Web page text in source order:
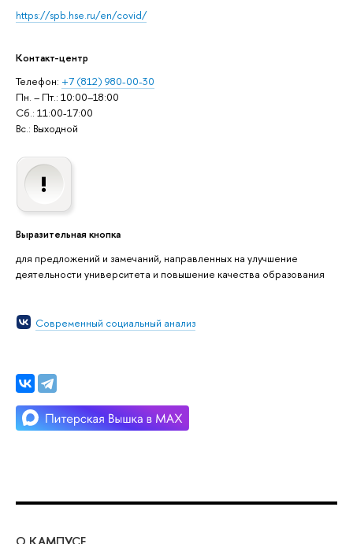
https://spb.hse.ru/en/covid/
Контакт-центр
Телефон: +7 (812) 980-00-30
Пн. – Пт.: 10:00–18:00
Сб.: 11:00-17:00
Вс.: Выходной
Выразительная кнопка
для предложений и замечаний, направленных на улучшение
деятельности университета и повышение качества образования
Современный социальный анализ